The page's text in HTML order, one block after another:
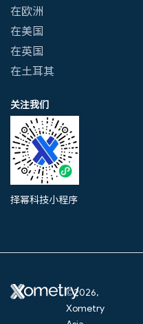
在欧洲
在美国
在英国
在土耳其
关注我们
择幂科技小程序
©2026,
Xometry